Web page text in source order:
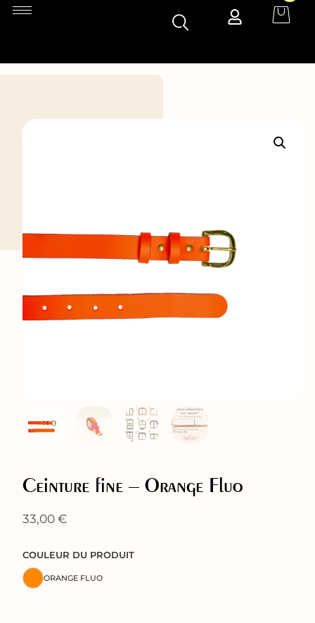
Ceinture fine – Orange Fluo
33,00€
COULEUR DU PRODUIT
ORANGE FLUO